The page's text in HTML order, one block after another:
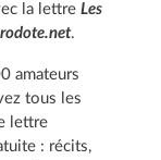
la lettre Les
.
amateurs
tous les
lettre
: récits,